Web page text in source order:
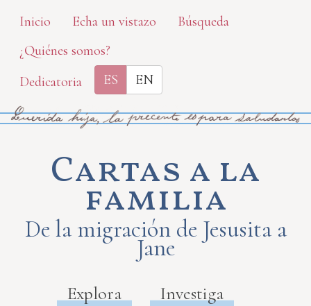
Skip
main
content
Inicio Echa un vistazo
Búsqueda
¿Quiénes somos?
Dedicatoria
ES EN
Cartas a la
familia
De la migración de Jesusita a
Jane
Explora
Investiga